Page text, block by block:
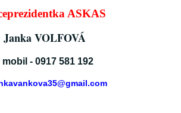
ASKAS
Janka VOLFOVÁ
mobil - 0917 581 192